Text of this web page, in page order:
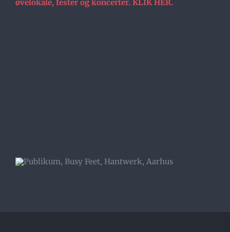
øvelokale, fester og koncerter. KLIK HER.